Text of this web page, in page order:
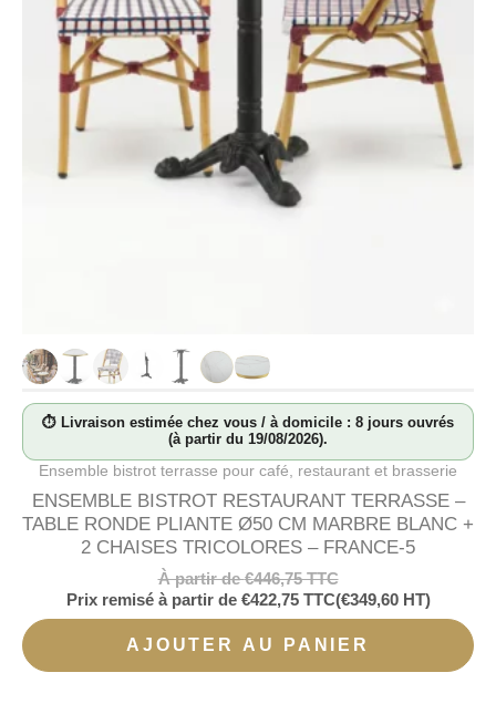
⏱ Livraison estimée chez vous / à domicile : 8 jours ouvrés
(à partir du 19/08/2026).
Ensemble bistrot terrasse pour café, restaurant et brasserie
ENSEMBLE BISTROT RESTAURANT TERRASSE –
TABLE RONDE PLIANTE Ø50 CM MARBRE BLANC +
2 CHAISES TRICOLORES – FRANCE-5
À partir de€446,75TTC
Prix remisé à partir de €422,75TTC(€349,60HT)
AJOUTER AU PANIER